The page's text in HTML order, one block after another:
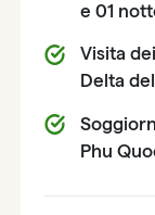
e 01
Visita
Delta
Phu